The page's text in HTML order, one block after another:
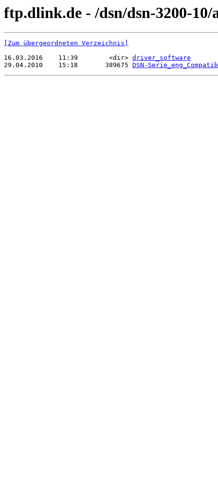
ftp.dlink.de - /dsn/dsn-3200-10/
[Zum übergeordneten Verzeichnis]
16.03.2016    11:39        <dir> driver_software
29.04.2010    15:18       389675 DSN-